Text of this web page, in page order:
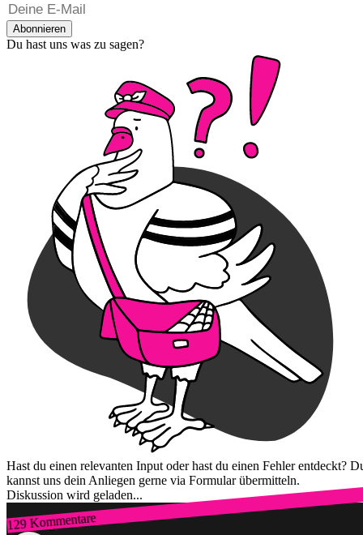
Abonnieren
Du hast uns was zu sagen?
Hast du einen relevanten Input oder hast du einen Fehler entdeckt?
kannst uns dein Anliegen gerne via Formular übermitteln.
Diskussion wird geladen...
129 Kommentare
Zum Login